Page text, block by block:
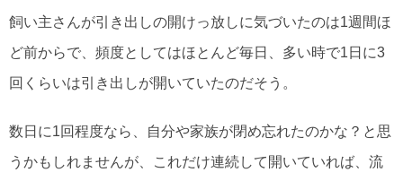
飼い主さんが引き出しの開けっ放しに気づいたのは1週間ほ
ど前からで、頻度としてはほとんど毎日、多い時で1日に3
回くらいは引き出しが開いていたのだそう。
数日に1回程度なら、自分や家族が閉め忘れたのかな？と思
うかもしれませんが、これだけ連続して開いていれば、流